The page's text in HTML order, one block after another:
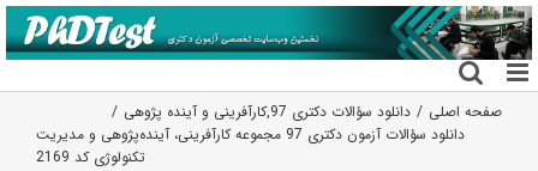
رفتن
به
محتوا
صفحه اصلی دانلود سؤالات دکتری 97 ,کارآفرینی و آینده پژوهی
دانلود سؤالات آزمون دکتری 97 مجموعه کارآفرینی، آینده‌پژوهی و مدیریت
تکنولوژی کد 2169